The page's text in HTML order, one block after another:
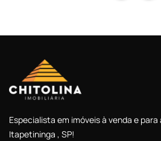
Especialista em imóveis à venda e
Itapetininga , SP!